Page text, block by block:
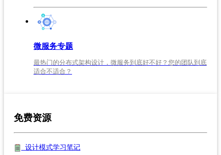
微服务专题
最热门的分布式架构设计，微服务到底好不好？您的团队到底
适合不适合？
免费资源
设计模式学习笔记